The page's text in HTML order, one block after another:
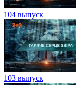
104 выпуск
103 выпуск